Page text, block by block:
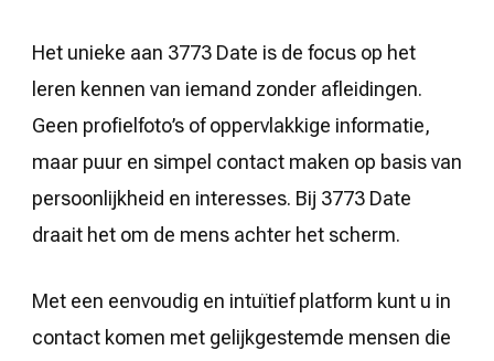
Het unieke aan 3773 Date is de focus op het
leren kennen van iemand zonder afleidingen.
Geen profielfoto’s of oppervlakkige informatie,
maar puur en simpel contact maken op basis van
persoonlijkheid en interesses. Bij 3773 Date
draait het om de mens achter het scherm.
Met een eenvoudig en intuïtief platform kunt u in
contact komen met gelijkgestemde mensen die